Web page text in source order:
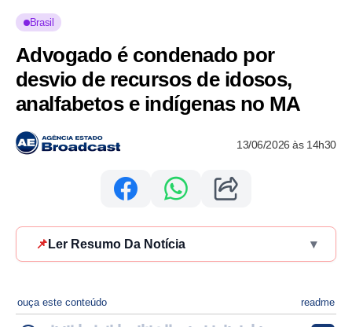
Brasil
Advogado é condenado por
desvio de recursos de idosos,
analfabetos e indígenas no MA
13/06/2026 às 14h30
📌 Ler Resumo Da Notícia ▾
ouça este conteúdo readme